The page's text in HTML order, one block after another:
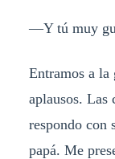
—Y tú muy
Entramos a la
aplausos. Las
respondo con
papá. Me